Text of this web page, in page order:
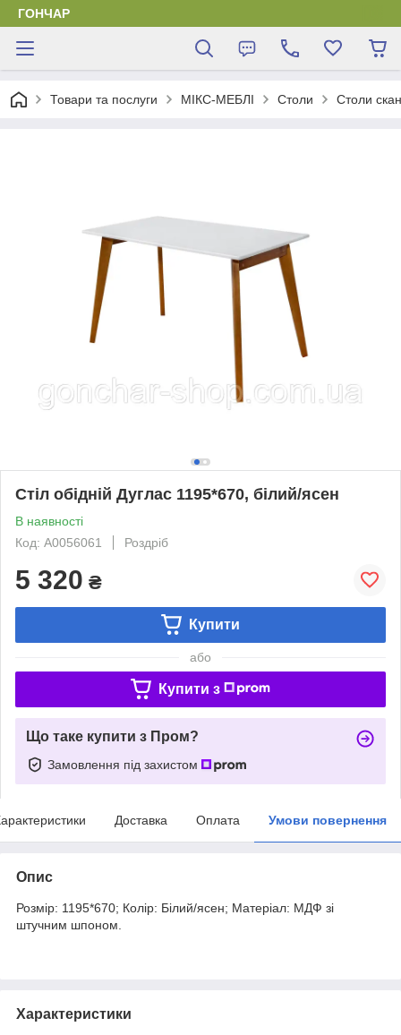
ГОНЧАР
Товари та послуги МІКС-МЕБЛІ Столи Столи
Стіл обідній Дуглас 1195*670, білий/ясен
В наявності
Код: А0056061
Роздріб
5 320 ₴
Купити
або
Купити з
Що таке купити з Пром?
Замовлення під захистом
Доставка Оплата Умови повернення
Опис
Розмір: 1195*670; Колір: Білий/ясен; Матеріал: МДФ зі
штучним шпоном.
Характеристики